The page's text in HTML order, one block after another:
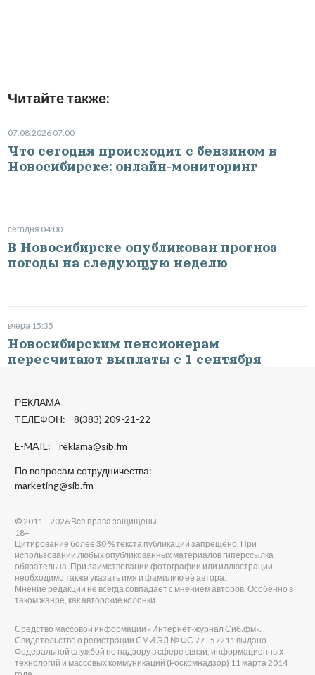
Читайте также:
07.08.2026 07:00
Что сегодня происходит с бензином в
Новосибирске: онлайн-мониторинг
сегодня 04:00
В Новосибирске опубликован прогноз
погоды на следующую неделю
вчера 15:35
Новосибирским пенсионерам
пересчитают выплаты с 1 сентября
РЕКЛАМА
ТЕЛЕФОН: 8(383) 209-21-22
E-MAIL: reklama@sib.fm
По вопросам сотрудничества:
marketing@sib.fm
© 2011—2026 Все права защищены.
18+
Цитирование более 30 % текста публикаций запрещено. При
использовании любых опубликованных материалов гиперссылка
обязательна. При заимствовании фотографии или иллюстрации
необходимо также указать имя и фамилию её автора.
Мнение редакции не всегда совпадает с мнением авторов. Особенно в
таком жанре, как авторские колонки.
Средство массовой информации «Интернет-журнал Сиб.фм».
Свидетельство о регистрации СМИ ЭЛ № ФС 77 - 57211 выдано
Федеральной службой по надзору в сфере связи, информационных
технологий и массовых коммуникаций (Роскомнадзор) 11 марта 2014